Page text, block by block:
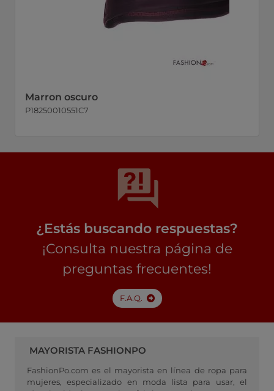
Marron oscuro
P18250010551C7
¿Estás buscando respuestas?
¡Consulta nuestra página de
preguntas frecuentes!
F.A.Q.
MAYORISTA FASHIONPO
FashionPo.com es el mayorista en línea de ropa para
mujeres, especializado en moda lista para usar, el